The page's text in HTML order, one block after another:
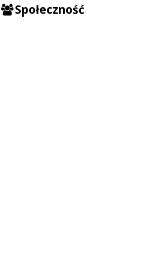
Społeczność